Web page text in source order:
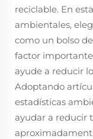
reciclable. En
ambientales,
como un bolso
factor
ayude a reducir
Adoptando
estadísticas
ayudar a reducir